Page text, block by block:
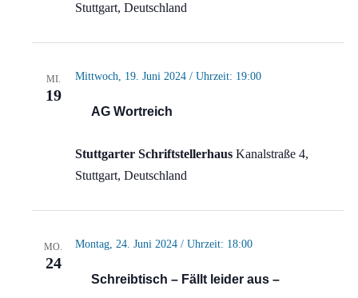
Stuttgart, Deutschland
MI.
19
AG Wortreich
Mittwoch, 19. Juni 2024 / Uhrzeit: 19:00
Stuttgarter Schriftstellerhaus Kanalstraße 4,
Stuttgart, Deutschland
MO.
24
Schreibtisch – Fällt leider aus –
Montag, 24. Juni 2024 / Uhrzeit: 18:00